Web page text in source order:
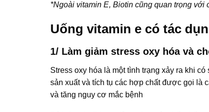
*Ngoài vitamin E, Biotin cũng quan trọng với
Uống vitamin e có tác
1/ Làm giảm stress oxy hóa và
Stress oxy hóa là một tình trạng xảy ra khi
sản xuất và tích tụ các hợp chất được gọi là
và tăng nguy cơ mắc bệnh